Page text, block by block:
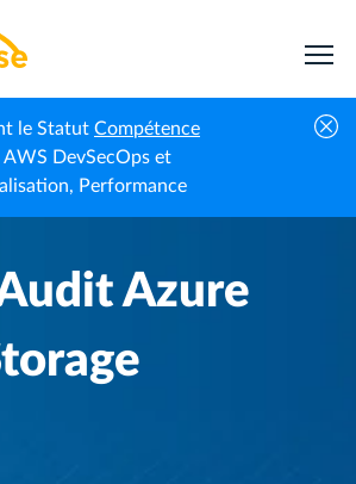
le Statut Compétence
AWS DevSecOps et
Performance
Piste d’Audit Azure Cloud Storage
Azure